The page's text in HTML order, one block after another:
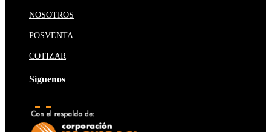
NOSOTROS
POSVENTA
COTIZAR
Síguenos